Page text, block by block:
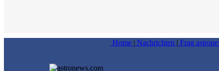
Home | Nachrichten | Frag